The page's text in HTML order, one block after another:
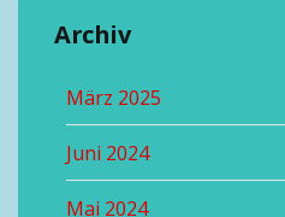
Archiv
März 2025
Juni 2024
Mai 2024